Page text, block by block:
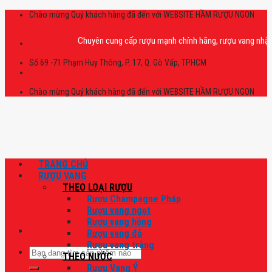
Skip
Chào mừng Quý khách hàng đã đến với WEBSITE HẦM RƯỢU NGON
Chuyên cung cấp rượu mạnh chính hãng, rượu vang nhập
Số 69 -71 Phạm Huy Thông, P. 17, Q. Gò Vấp, TPHCM
Chào mừng Quý khách hàng đã đến với WEBSITE HẦM RƯỢU NGON
Tìm
kiếm:
TRANG CHỦ
RƯỢU VANG
THEO LOẠI RƯỢU
Rượu Champagne Pháp
Rượu vang ngọt
Rượu vang hồng
Rượu vang đỏ
Rượu vang trắng
THEO NƯỚC
Rượu Vang Ý